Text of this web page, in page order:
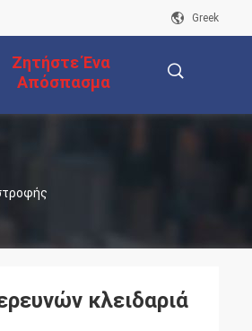
Greek
Ζητήστε Ένα
Απόσπασμα
κλειδαριά